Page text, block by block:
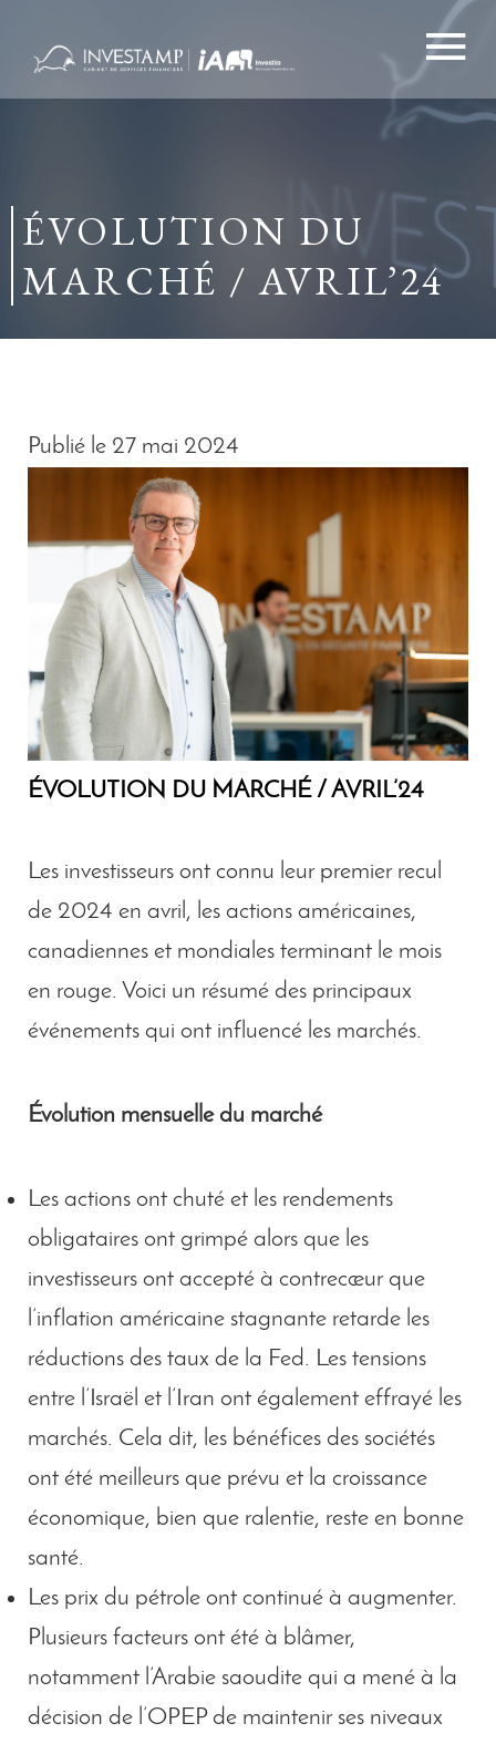
contenu
ÉVOLUTION DU
MARCHÉ / AVRIL’24
Publié le 27 mai 2024
ÉVOLUTION DU MARCHÉ / AVRIL’24
Les investisseurs ont connu leur premier recul
de 2024 en avril, les actions américaines,
canadiennes et mondiales terminant le mois
en rouge. Voici un résumé des principaux
événements qui ont influencé les marchés.
Évolution mensuelle du marché
Les actions ont chuté et les rendements
obligataires ont grimpé alors que les
investisseurs ont accepté à contrecœur que
l’inflation américaine stagnante retarde les
réductions des taux de la Fed. Les tensions
entre l’Israël et l’Iran ont également effrayé les
marchés. Cela dit, les bénéfices des sociétés
ont été meilleurs que prévu et la croissance
économique, bien que ralentie, reste en bonne
santé.
Les prix du pétrole ont continué à augmenter.
Plusieurs facteurs ont été à blâmer,
notamment l’Arabie saoudite qui a mené à la
décision de l’OPEP de maintenir ses niveaux